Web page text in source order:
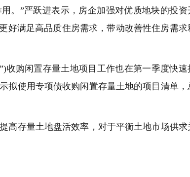
。”严跃进表示，房企加强对优质地块的投资
好满足高品质住房需求，带动改善性住房需求
购闲置存量土地项目工作也在第一季度快速
拟使用专项债收购闲置存量土地的项目清单，
存量土地盘活效率，对于平衡土地市场供求